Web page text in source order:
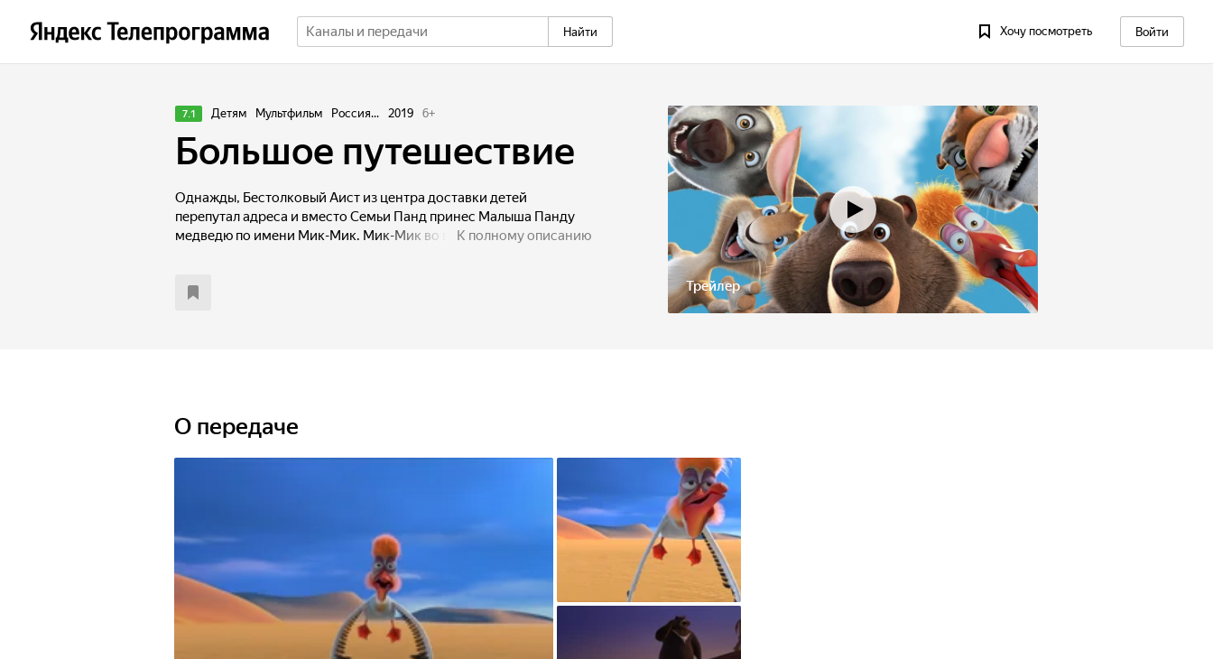
Найти Хочу посмотреть Войти
Трейлер
7.1 Детям Мультфильм Россия... 2019 6+
Большое путешествие
Однажды, Бестолковый Аист из центра доставки детей
перепутал адреса и вместо Семьи Панд принес Малыша Панду
медведю по имени Мик-Мик. Мик-Мик во всем любит порядок и
Оскар. По дороге они встречают хвастливого Пеликана Дюка,
К полному описанию
О передаче